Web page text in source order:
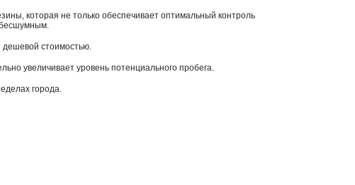
которая не только обеспечивает оптимальный контроль
бесшумным.
дешевой стоимостью.
увеличивает уровень потенциального пробега.
города.